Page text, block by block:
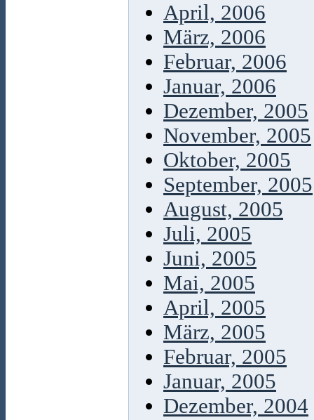
April, 2006
März, 2006
Februar, 2006
Januar, 2006
Dezember, 2005
November, 2005
Oktober, 2005
September, 2005
August, 2005
Juli, 2005
Juni, 2005
Mai, 2005
April, 2005
März, 2005
Februar, 2005
Januar, 2005
Dezember, 2004